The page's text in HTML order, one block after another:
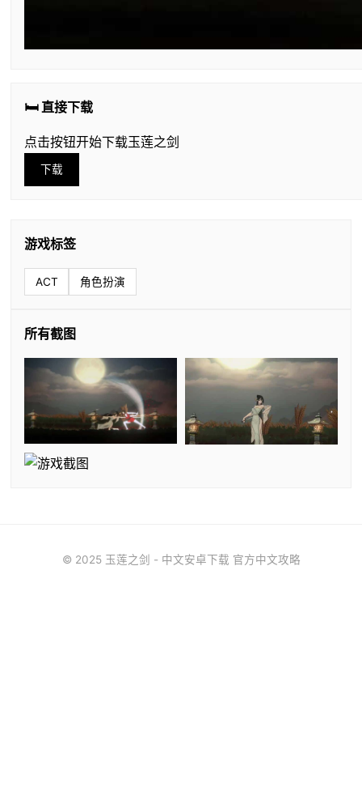
🛏️ 直接下载
点击按钮开始下载玉莲之剑
下载
游戏标签
ACT 角色扮演
所有截图
© 2025 玉莲之剑 - 中文安卓下载 官方中文攻略